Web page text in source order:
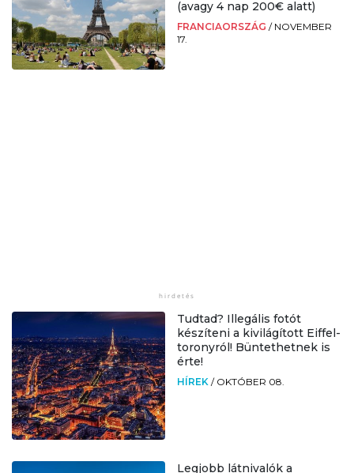
(avagy 4 nap 200€ alatt)
FRANCIAORSZÁG / NOVEMBER
17.
Tudtad? Illegális fotót
készíteni a kivilágított Eiffel-
toronyról! Büntethetnek is
érte!
HÍREK / OKTÓBER 08.
Legjobb látnivalók a